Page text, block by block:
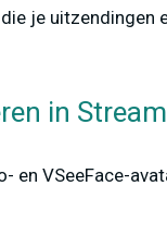
je uitzendingen
in
en VSeeFace-